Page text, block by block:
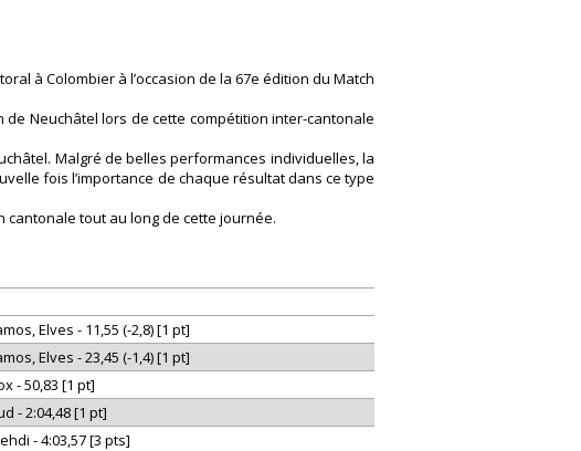
à Colombier à l’occasion de la 67e édition du Match
Neuchâtel lors de cette compétition inter-cantonale
Malgré de belles performances individuelles, la
fois l’importance de chaque résultat dans ce type
cantonale tout au long de cette journée.
Elves - 11,55 (-2,8) [1 pt]
Elves - 23,45 (-1,4) [1 pt]
- 50,83 [1 pt]
- 2:04,48 [1 pt]
- 4:03,57 [3 pts]